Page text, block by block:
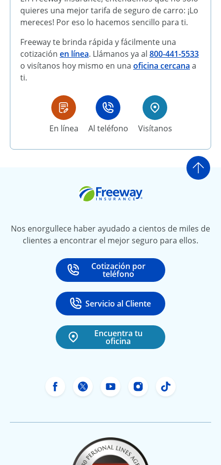
quieres una mejor tarifa de seguro de carro: ¡Lo
mereces! Por eso lo hacemos sencillo para ti.
Freeway te brinda rápida y fácilmente una
cotización en línea. Llámanos ya al 800-441-5533
o visítanos hoy mismo en una oficina cercana a
ti.
En línea Al teléfono Visítanos
Ir
Nos enorgullece haber ayudado a cientos de miles de
clientes a encontrar el mejor seguro para ellos.
Call
Cotización por
teléfono
at
Call
Servicio al Cliente
at 888-531-6720
Encuentra tu
oficina
Facebook de Freeway Insurance
X de Freeway Insurance
YouTube de Freeway
Instagram
TikTok